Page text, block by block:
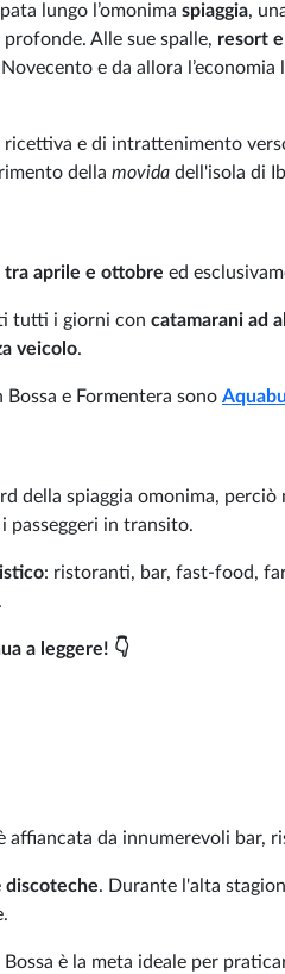
lungo l’omonima spiaggia,
Alle sue spalle, resort
e da allora l’economia
ricettiva e di intrattenimento
della movida dell'isola di
tra aprile e ottobre ed
tutti i giorni con catamarani ad
veicolo.
Bossa e Formentera sono
della spiaggia omonima, perciò
passeggeri in transito.
: ristoranti, bar, fast-food,
a leggere! 👇
affiancata da innumerevoli bar,
discoteche. Durante l'alta
è la meta ideale per